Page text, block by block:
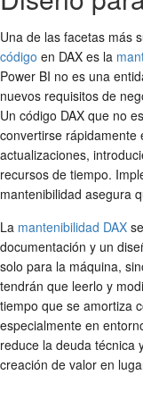
Una de las facetas más
código en DAX es la
Power BI no es una
nuevos requisitos de
Un código DAX que no
convertirse rápidamente
actualizaciones,
recursos de tiempo.
mantenibilidad asegura
La mantenibilidad DAX
documentación y un
solo para la máquina,
tendrán que leerlo y
tiempo que se amortiza
especialmente en
reduce la deuda técnica
creación de valor en